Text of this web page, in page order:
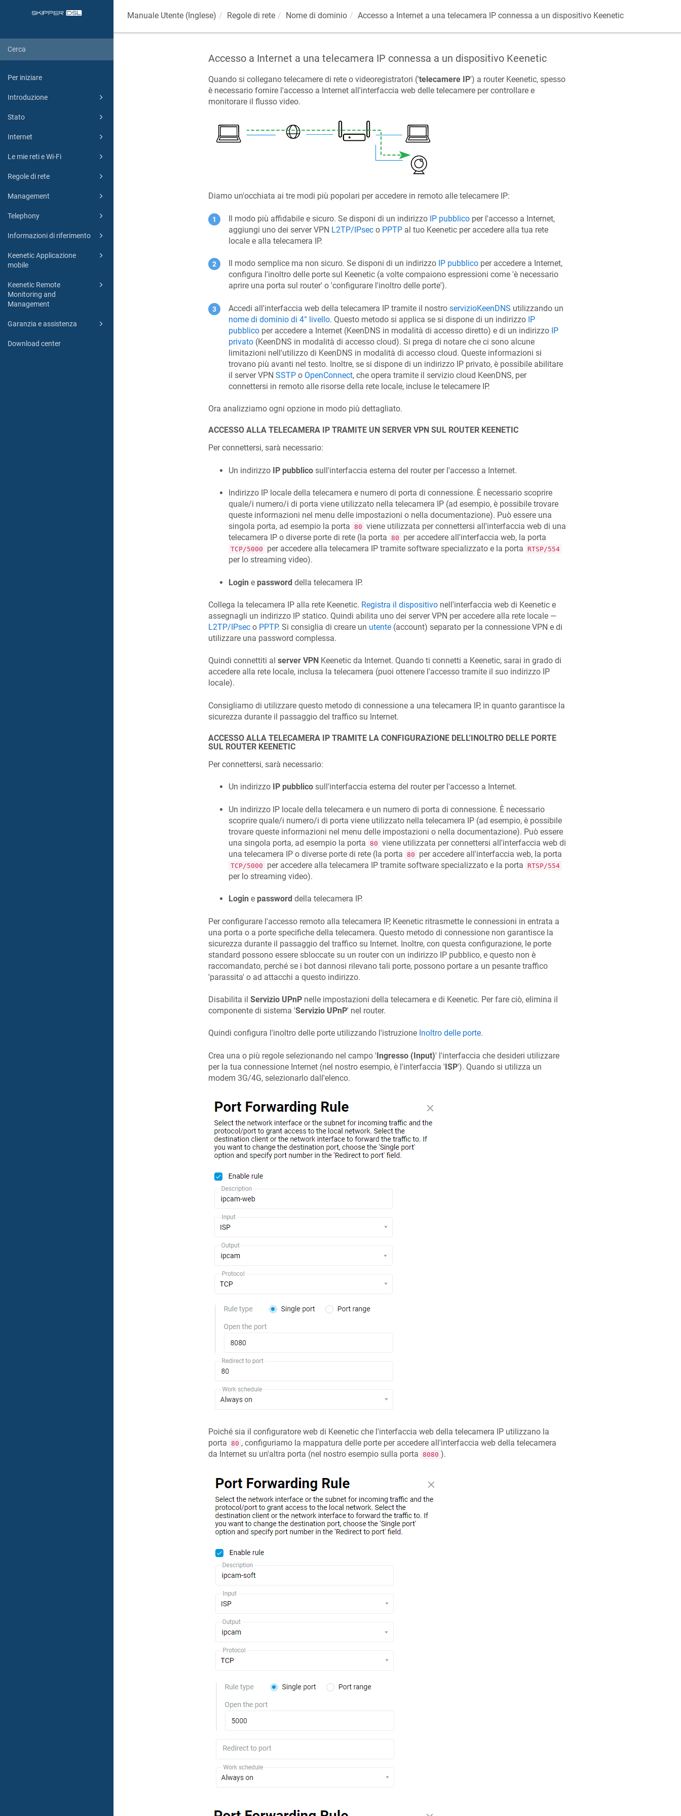
Per iniziare
Introduzione
Stato
Internet
Le mie reti e Wi-Fi
Regole di rete
Management
Telephony
Informazioni di riferimento
Keenetic Applicazione
mobile
Keenetic Remote
Monitoring and
Management
Garanzia e assistenza
Download center
Manuale Utente (Inglese) Regole di rete Nome di dominio Accesso a Internet a una telecamera IP connessa a un dispositivo Keenetic
Accesso a Internet a una telecamera IP connessa a un dispositivo Keenetic
Quando si collegano telecamere di rete o videoregistratori ('telecamere IP') a router Keenetic, spesso
è necessario fornire l'accesso a Internet all'interfaccia web delle telecamere per controllare e
monitorare il flusso video.
Diamo un'occhiata ai tre modi più popolari per accedere in remoto alle telecamere IP:
Il modo più affidabile e sicuro. Se disponi di un indirizzo IP pubblicoper l'accesso a Internet,
aggiungi uno dei server VPN L2TP/IPseco PPTPal tuo Keeneticper accedere alla tua rete
locale e alla telecamera IP.
Il modo semplice ma non sicuro. Se disponi di un indirizzo IP pubblicoper accedere a Internet,
configura l'inoltro delle porte sul Keenetic(a volte compaiono espressioni come 'è necessario
aprire una porta sul router' o 'configurare l'inoltro delle porte').
Accedi all'interfaccia web della telecamera IP tramite il nostro servizioKeenDNS utilizzando un
nome di dominio di 4° livello. Questo metodo si applica se si dispone di un indirizzo IP
pubblicoper accedere a Internet (KeenDNS in modalità di accesso diretto) e di un indirizzo IP
privato(KeenDNS in modalità di accesso cloud). Si prega di notare che ci sono alcune
limitazioni nell'utilizzo di KeenDNS in modalità di accesso cloud. Queste informazioni si
trovano più avanti nel testo. Inoltre, se si dispone di un indirizzo IP privato, è possibile abilitare
il server VPN SSTPo OpenConnect, che opera tramite il servizio cloud KeenDNS, per
connettersi in remoto alle risorse della rete locale, incluse le telecamere IP.
Ora analizziamo ogni opzione in modo più dettagliato.
ACCESSO ALLA TELECAMERA IP TRAMITE UN SERVER VPN SUL ROUTER KEENETIC
Per connettersi, sarà necessario:
Un indirizzo IP pubblicosull'interfaccia esterna del router per l'accesso a Internet.
Indirizzo IP locale della telecamera e numero di porta di connessione. È necessario scoprire
quale/i numero/i di porta viene utilizzato nella telecamera IP (ad esempio, è possibile trovare
queste informazioni nel menu delle impostazioni o nella documentazione). Può essere una
singola porta, ad esempio la porta 80 viene utilizzata per connettersi all'interfaccia web di una
telecamera IP o diverse porte di rete (la porta 80 per accedere all'interfaccia web, la porta
TCP/5000 per accedere alla telecamera IP tramite software specializzato e la porta RTSP/554
per lo streaming video).
Login e passworddella telecamera IP.
Collega la telecamera IP alla rete Keenetic. Registra il dispositivonell'interfaccia web di Keenetice
assegnagli un indirizzo IP statico. Quindi abilita uno dei server VPN per accedere alla rete locale —
L2TP/IPseco PPTP. Si consiglia di creare un utente(account) separato per la connessione VPN e di
utilizzare una password complessa.
Quindi connettiti al server VPN Keeneticda Internet. Quando ti connetti a Keenetic, sarai in grado di
accedere alla rete locale, inclusa la telecamera (puoi ottenere l'accesso tramite il suo indirizzo IP
locale).
Consigliamo di utilizzare questo metodo di connessione a una telecamera IP, in quanto garantisce la
sicurezza durante il passaggio del traffico su Internet.
ACCESSO ALLA TELECAMERA IP TRAMITE LA CONFIGURAZIONE DELL'INOLTRO DELLE PORTE
SUL ROUTER KEENETIC
Per connettersi, sarà necessario:
Un indirizzo IP pubblicosull'interfaccia esterna del router per l'accesso a Internet.
Un indirizzo IP locale della telecamera e un numero di porta di connessione. È necessario
scoprire quale/i numero/i di porta viene utilizzato nella telecamera IP (ad esempio, è possibile
trovare queste informazioni nel menu delle impostazioni o nella documentazione). Può essere
una singola porta, ad esempio la porta 80 viene utilizzata per connettersi all'interfaccia web di
una telecamera IP o diverse porte di rete (la porta 80 per accedere all'interfaccia web, la porta
TCP/5000 per accedere alla telecamera IP tramite software specializzato e la porta RTSP/554
per lo streaming video).
Login e password della telecamera IP.
Per configurare l'accesso remoto alla telecamera IP, Keeneticritrasmette le connessioni in entrata a
una porta o a porte specifiche della telecamera. Questo metodo di connessione non garantisce la
sicurezza durante il passaggio del traffico su Internet. Inoltre, con questa configurazione, le porte
standard possono essere sbloccate su un router con un indirizzo IP pubblico, e questo non è
raccomandato, perché se i bot dannosi rilevano tali porte, possono portare a un pesante traffico
'parassita' o ad attacchi a questo indirizzo.
Disabilita il Servizio UPnPnelle impostazioni della telecamera e di Keenetic. Per fare ciò, elimina il
componente di sistema 'Servizio UPnP' nel router.
Quindi configura l'inoltro delle porte utilizzando l'istruzione Inoltro delle porte.
Crea una o più regole selezionando nel campo 'Ingresso (Input)' l'interfaccia che desideri utilizzare
per la tua connessione Internet (nel nostro esempio, è l'interfaccia 'ISP'). Quando si utilizza un
modem 3G/4G, selezionarlo dall'elenco.
Poiché sia il configuratore web di Keeneticche l'interfaccia web della telecamera IP utilizzano la
porta 80 , configuriamo la mappatura delle porte per accedere all'interfaccia web della telecamera
da Internet su un'altra porta (nel nostro esempio sulla porta 8080 ).